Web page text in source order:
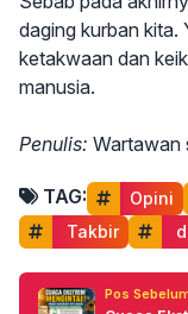
daging kurban kita.
ketakwaan dan
manusia.
Penulis: Wartawan
TAG: Opini
Takbir
Pos